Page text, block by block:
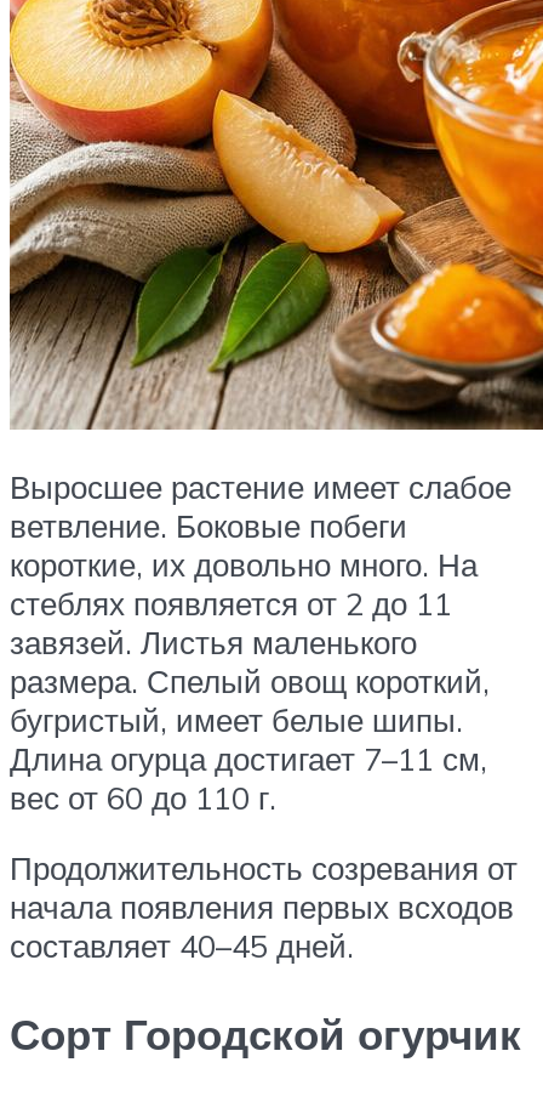
Выросшее растение имеет слабое
ветвление. Боковые побеги
короткие, их довольно много. На
стеблях появляется от 2 до 11
завязей. Листья маленького
размера. Спелый овощ короткий,
бугристый, имеет белые шипы.
Длина огурца достигает 7–11 см,
вес от 60 до 110 г.
Продолжительность созревания от
начала появления первых всходов
составляет 40–45 дней.
Сорт Городской огурчик